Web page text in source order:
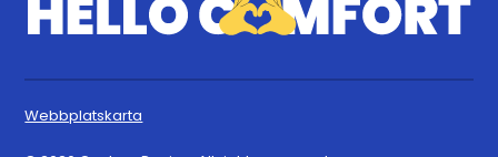
Webbplatskarta